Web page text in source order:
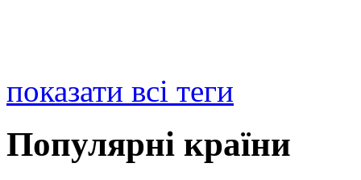
показати всі теги
Популярні країни